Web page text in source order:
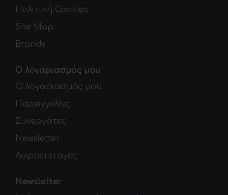
Πολιτική Cookies
Site Map
Brands
Ο λογαριασμός μου
Ο λογαριασμός μου
Παραγγελίες
Συνεργάτες
Newsletter
Δωροεπιταγές
Newsletter